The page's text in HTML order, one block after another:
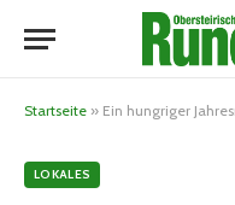
Startseite » Ein hungriger
LOKALES